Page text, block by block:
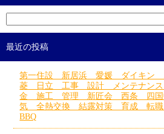
最近の投稿
第一住設 新居浜 愛媛 ダイキン
菱 日立 工事 設計 メンテナン
金 施工 管理 新匠会 西条 四
気 全熱交換 結露対策 育成
BBQ